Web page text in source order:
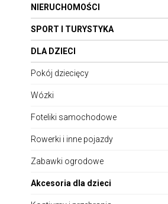
Medycyna i rehabilitacja
Przemysł i rolnictwo
Inne
NIERUCHOMOŚCI
SPORT I TURYSTYKA
DLA DZIECI
Pokój dziecięcy
Wózki
Foteliki samochodowe
Rowerki i inne pojazdy
Zabawki ogrodowe
Akcesoria dla dzieci